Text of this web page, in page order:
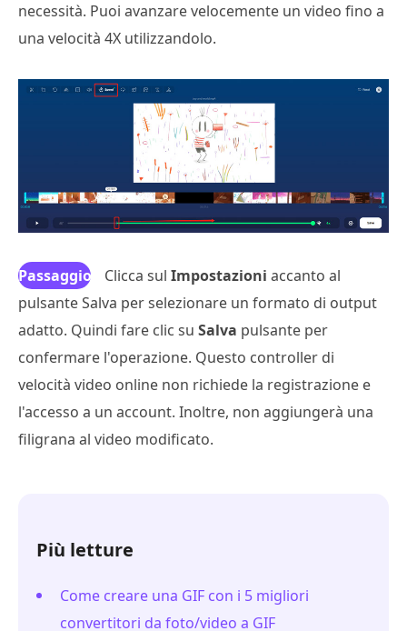
necessità. Puoi avanzare velocemente un video fino a
una velocità 4X utilizzandolo.
Passaggio
3
Clicca sul Impostazioni accanto al
pulsante Salva per selezionare un formato di output
adatto. Quindi fare clic su Salva pulsante per
confermare l'operazione. Questo controller di
velocità video online non richiede la registrazione e
l'accesso a un account. Inoltre, non aggiungerà una
filigrana al video modificato.
Più letture
Come creare una GIF con i 5 migliori
convertitori da foto/video a GIF